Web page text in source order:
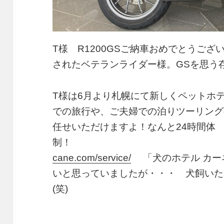
T様 R1200GSご納車おめでとうござ
されたベテランライダー様。GSを思う
T様は6月より札幌にて新しくペットホ
での旅行や、ご夫婦での泊りツーリン
任せいただけますよ！なんと24時間体
制
cane.com/service/「犬のホテル カー
いと思っていましたが・・・ 犬飼い
(笑)